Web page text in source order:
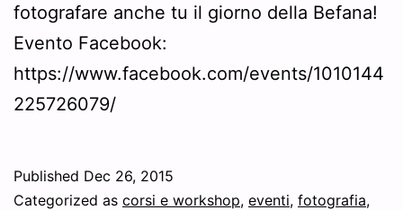
fotografare anche tu il giorno della Befana!
Evento Facebook:
https://www.facebook.com/events/1010144
225726079/
Published Dec 26, 2015
Categorized as corsi e workshop, eventi, fotografia,